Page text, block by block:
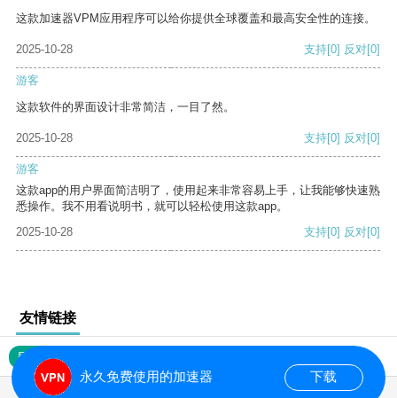
这款加速器VPM应用程序可以给你提供全球覆盖和最高安全性的连接。
2025-10-28 支持[0] 反对[0]
游客
这款软件的界面设计非常简洁，一目了然。
2025-10-28 支持[0] 反对[0]
游客
这款app的用户界面简洁明了，使用起来非常容易上手，让我能够快速熟
悉操作。我不用看说明书，就可以轻松使用这款app。
2025-10-28
支持[0] 反对[0]
友情链接
网站地图
永久免费使用的加速器 下载